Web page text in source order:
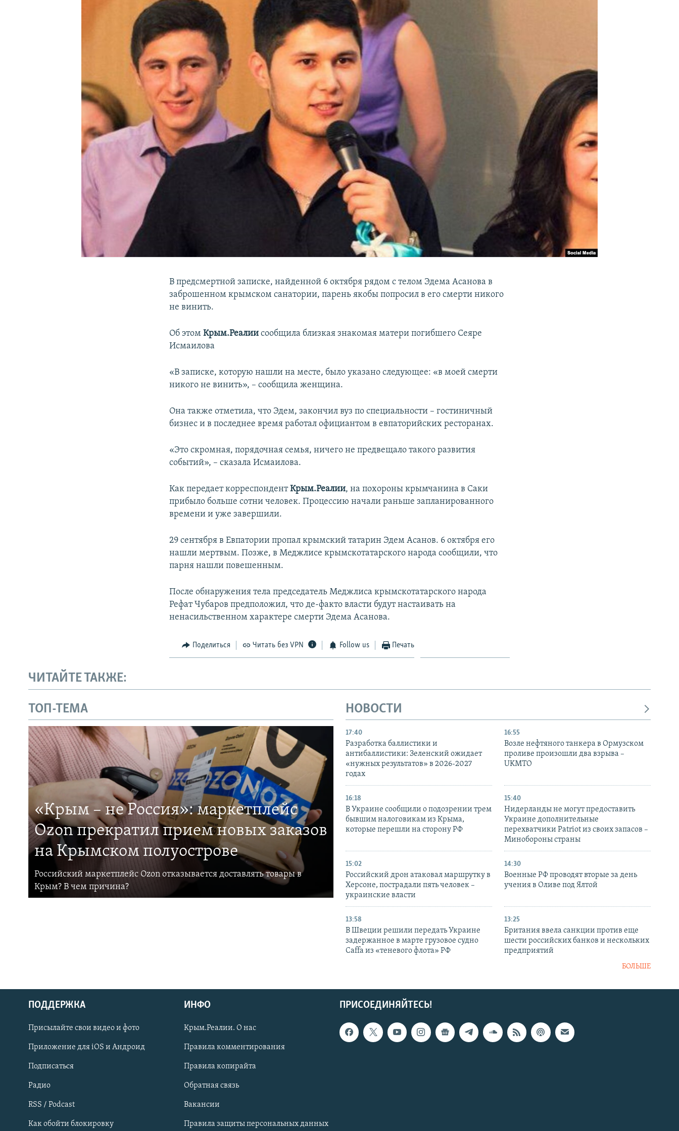
Українською
Qırımtatar
ПРИСОЕДИНЯЙТЕСЬ!
В предсмертной записке, найденной 6 октября рядом с телом Эдема Асанова в
заброшенном крымском санатории, парень якобы попросил в его смерти никого
не винить.
Об этомКрым.Реалии сообщила близкая знакомая матери погибшего Сеяре
Исмаилова
«В записке, которую нашли на месте, было указано следующее: «в моей смерти
никого не винить», – сообщила женщина.
Она также отметила, что Эдем, закончил вуз по специальности – гостиничный
бизнес и в последнее время работал официантом в евпаторийских ресторанах.
«Это скромная, порядочная семья, ничего не предвещало такого развития
событий», – сказала Исмаилова.
Как передает корреспондентКрым.Реалии, на похороны крымчанина в Саки
прибыло больше сотни человек. Процессию начали раньше запланированного
времени и уже завершили.
29 сентября в Евпатории пропал крымский татарин Эдем Асанов. 6 октября его
нашли мертвым. Позже, в Меджлисе крымскотатарского народа сообщили, что
парня нашли повешенным.
После обнаружения тела председатель Меджлиса крымскотатарского народа
Рефат Чубаров предположил, что де-факто власти будут настаивать на
ненасильственном характере смерти Эдема Асанова.
Поделиться Читать без VPN Follow us Печать
ЧИТАЙТЕ ТАКЖЕ:
ТОП-ТЕМА
«Крым – не Россия»: маркетплейс
Ozon прекратил прием новых заказов
на Крымском полуострове
Российский маркетплейс Ozon отказывается доставлять товары в
Крым? В чем причина?
НОВОСТИ
17:40
Разработка баллистики и
антибаллистики: Зеленский ожидает
«нужных результатов» в 2026-2027
годах
16:55
Возле нефтяного танкера в Ормузском
проливе произошли два взрыва –
UKMTO
16:18
В Украине сообщили о подозрении трем
бывшим налоговикам из Крыма,
которые перешли на сторону РФ
15:40
Нидерланды не могут предоставить
Украине дополнительные
перехватчики Patriot из своих запасов –
Минобороны страны
15:02
Российский дрон атаковал маршрутку в
Херсоне, пострадали пять человек –
украинские власти
14:30
Военные РФ проводят вторые за день
учения в Оливе под Ялтой
13:58
В Швеции решили передать Украине
задержанное в марте грузовое судно
Caffa из «теневого флота» РФ
13:25
Британия ввела санкции против еще
шести российских банков и нескольких
предприятий
БОЛЬШЕ
ПРИСОЕДИНЯЙТЕСЬ!
ПОДДЕРЖКА
Присылайте свои видео и фото
Приложение для iOS и Андроид
Подписаться
Радио
RSS / Podcast
Как обойти блокировку
ИНФО
Крым.Реалии. О нас
Правила комментирования
Правила копирайта
Обратная связь
Вакансии
Правила защиты персональных данных